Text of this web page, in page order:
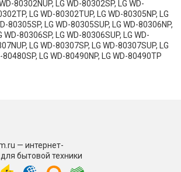
LG WD-80480NP
LG WD-80490NP
LG F1096NDW3
80302NUP, LG WD-80302SP, LG WD-
LG WD-80302TUP, LG WD-80305NP, LG
80305SP, LG WD-80305SUP, LG WD-80306NP,
WD-80306SP, LG WD-80306SUP, LG WD-
LG WD-80307SP, LG WD-80307SUP, LG
80480SP, LG WD-80490NP, LG WD-80490TP
— интернет-
бытовой техники